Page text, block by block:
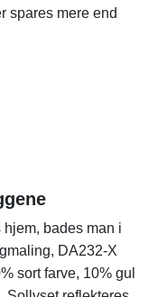
spares mere end
bades man i
DA232-X
sort farve, 10% gul